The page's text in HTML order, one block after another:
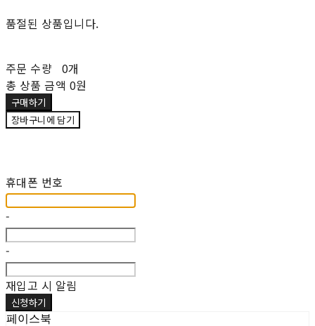
품절된 상품입니다.
주문 수량 0개
총 상품 금액 0원
구매하기
장바구니에 담기
휴대폰 번호
-
-
재입고 시 알림
신청하기
페이스북